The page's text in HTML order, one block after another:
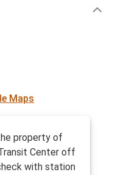
Maps
property of
Center off
with station